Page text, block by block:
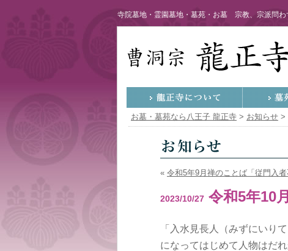
寺院墓地・霊園墓地・墓苑・お墓 宗教、宗派問わ
お墓・墓苑なら八王子 龍正寺 > お知らせ >
« 令和5年9月禅のことば「従門入者
2023/10/27 令和5年10
「入水見長人（みずにいり
になってはじめて人物はだ